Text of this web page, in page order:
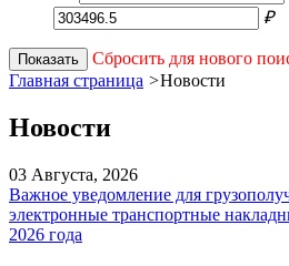
₽
Показать
Сбросить для нового
Главная страница >Новости
Новости
03 Августа, 2026
Важное уведомление для
электронные транспортные
2026 года